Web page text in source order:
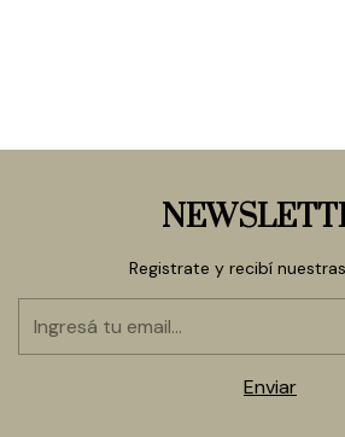
Registrate y recibí